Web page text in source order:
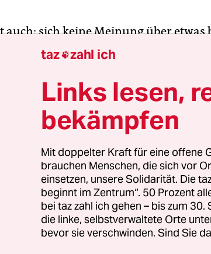
auch: sich keine Meinung über etwas
andere dazu eine haben. Diesen
auf J. R. R. Tolkiens Werk. Doch
zu beziehen. Leider.
über den ’Herrn der Ringe‘“, sagte
ist doch total konservativ.“ Wir
– Smaugs Einöde“. Zu Menschen,
doch mal was über“, habe ich eine
zu höflich, um sie hier auszuführen.
taz zahl ich
Links lesen,
bekämpfen
Mit doppelter Kraft für eine offene
brauchen Menschen, die sich vor
einsetzen, unsere Solidarität. Die
beginnt im Zentrum“. 50 Prozent
bei taz zahl ich gehen – bis zum
die linke, selbstverwaltete Orte
bevor sie verschwinden. Sind Sie